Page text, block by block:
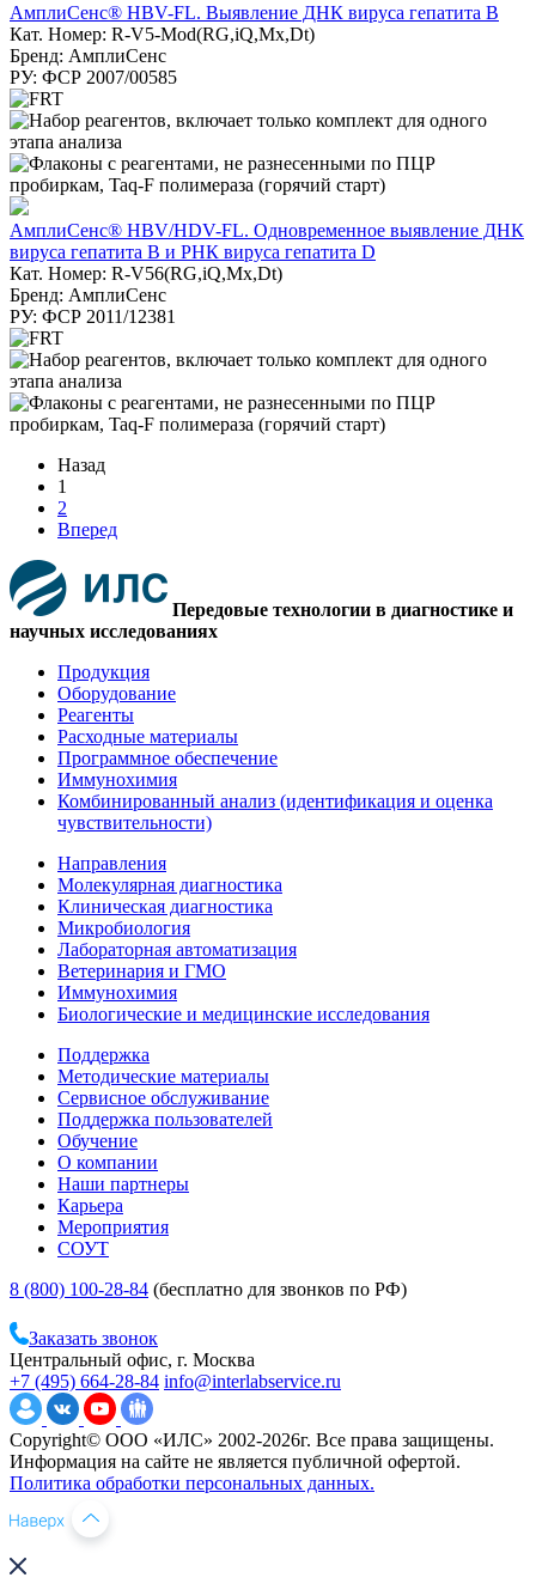
АмплиСенс® HBV-FL. Выявление ДНК вируса гепатита B
Кат. Номер: R-V5-Mod(RG,iQ,Mx,Dt)
Бренд: АмплиСенс
РУ: ФСР 2007/00585
АмплиСенс® HBV/HDV-FL. Одновременное выявление ДНК
вируса гепатита В и РНК вируса гепатита D
Кат. Номер: R-V56(RG,iQ,Mx,Dt)
Бренд: АмплиСенс
РУ: ФСР 2011/12381
Назад
1
2
Вперед
Передовые технологии в диагностике и
научных исследованиях
Продукция
Оборудование
Реагенты
Расходные материалы
Программное обеспечение
Иммунохимия
Комбинированный анализ (идентификация и оценка
чувствительности)
Направления
Молекулярная диагностика
Клиническая диагностика
Микробиология
Лабораторная автоматизация
Ветеринария и ГМО
Иммунохимия
Биологические и медицинские исследования
Поддержка
Методические материалы
Сервисное обслуживание
Поддержка пользователей
Обучение
О компании
Наши партнеры
Карьера
Мероприятия
СОУТ
8 (800) 100-28-84 (бесплатно для звонков по РФ)
Заказать звонок
Центральный офис, г. Москва
+7 (495) 664-28-84 info@interlabservice.ru
Copyright© ООО «ИЛС» 2002-2026г. Все права защищены.
Информация на сайте не является публичной офертой.
Политика обработки персональных данных.